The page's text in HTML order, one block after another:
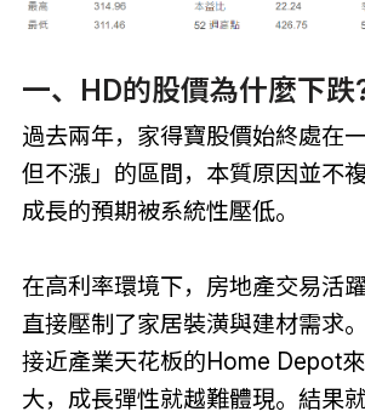
一、HD的股價為什麼下跌
過去兩年，家得寶股價始終處在
但不漲」的區間，本質原因並
成長的預期被系統性壓低。
在高利率環境下，房地產交易活
直接壓制了家居裝潢與建材需求
接近產業天花板的Home Depot
大，成長彈性就越難體現。結果